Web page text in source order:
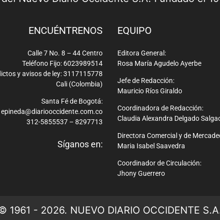
ENCUÉNTRENOS
Calle 7 No. 8 – 44 Centro
Teléfono Fijo: 6023989514
y avisos de ley: 3117115778
Cali (Colombia)
Santa Fé de Bogotá:
epineda@diariooccidente.com.co
312-5855537 – 8297713
Síganos en:
EQUIPO
Editora General:
Rosa María Agudelo Ayerbe
Jefe de Redacción:
Mauricio Ríos Giraldo
Coordinadora de Redacción:
Claudia Alexandra Delgado
Directora Comercial y de
Maria Isabel Saavedra
Coordinador de Circulación:
Jhony Guerrero
1961 - 2026. NUEVO DIARIO OCCIDENTE